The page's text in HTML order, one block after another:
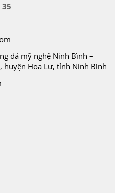
35
đá mỹ nghệ Ninh Bình –
huyện Hoa Lư, tỉnh Ninh Bình